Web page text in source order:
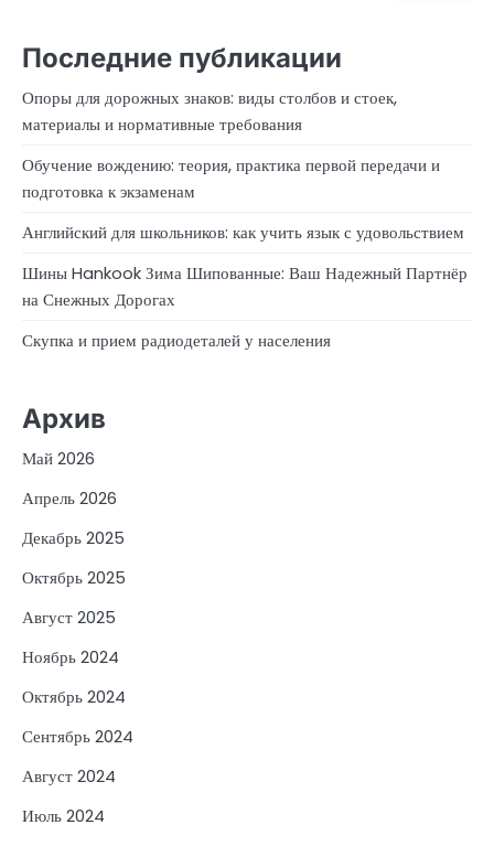
Последние публикации
Опоры для дорожных знаков: виды столбов и стоек,
материалы и нормативные требования
Обучение вождению: теория, практика первой передачи и
подготовка к экзаменам
Английский для школьников: как учить язык с удовольствием
Шины Hankook Зима Шипованные: Ваш Надежный Партнёр
на Снежных Дорогах
Скупка и прием радиодеталей у населения
Архив
Май 2026
Апрель 2026
Декабрь 2025
Октябрь 2025
Август 2025
Ноябрь 2024
Октябрь 2024
Сентябрь 2024
Август 2024
Июль 2024